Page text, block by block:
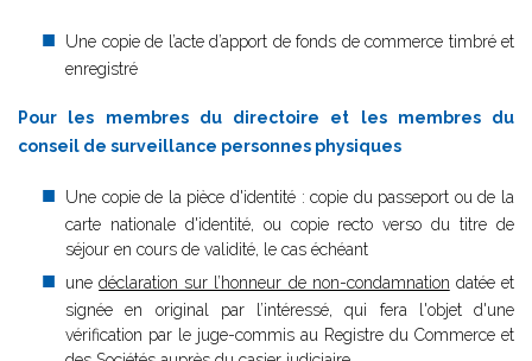
Une copie de l’acte d’apport de fonds de commerce timbré et
enregistré
Pour les membres du directoire et les membres du
conseil de surveillance personnes physiques
Une copie de la pièce d'identité : copie du passeport ou de la
carte nationale d'identité, ou copie recto verso du titre de
séjour en cours de validité, le cas échéant
unedéclaration sur l’honneur de non-condamnation datée et
signée en original par l’intéressé, qui fera l'objet d'une
vérification par le juge-commis au Registre du Commerce et